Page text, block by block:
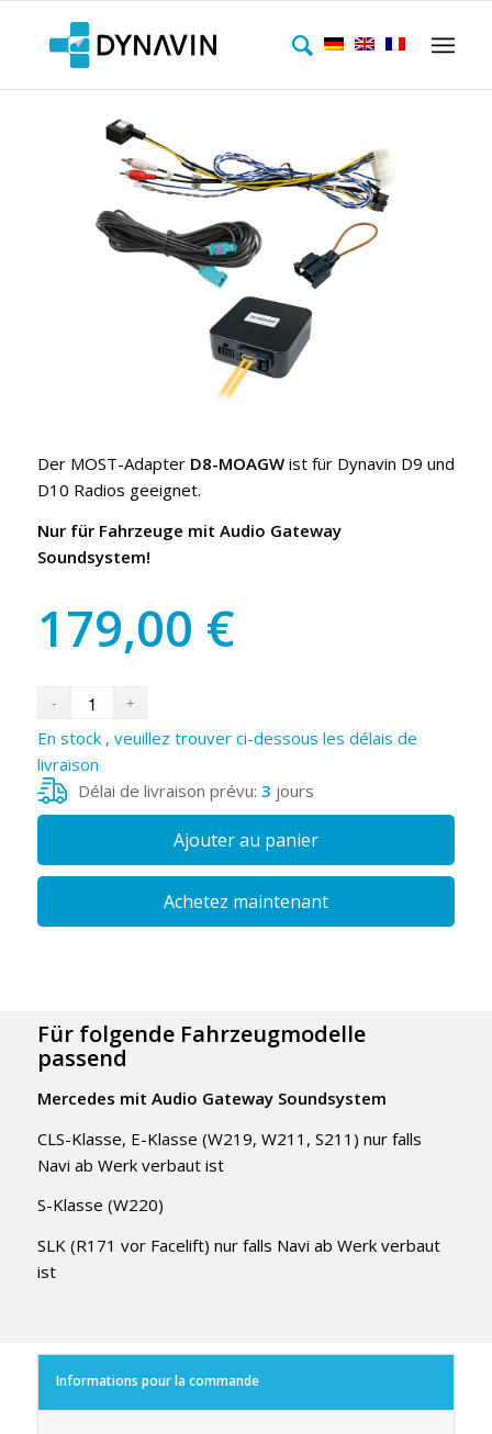
Der MOST-Adapter D8-MOAGW ist für Dynavin D9 und
D10 Radios geeignet.
Nur für Fahrzeuge mit Audio Gateway
Soundsystem!
179,00 €
En stock , veuillez trouver ci-dessous les délais de
livraison
Délai de livraison prévu: 3 jours
Ajouter au panier
Achetez maintenant
Für folgende Fahrzeugmodelle
passend
Mercedes mit Audio Gateway Soundsystem
CLS-Klasse, E-Klasse (W219, W211, S211) nur falls
Navi ab Werk verbaut ist
S-Klasse (W220)
SLK (R171 vor Facelift) nur falls Navi ab Werk verbaut
ist
Informations pour la commande